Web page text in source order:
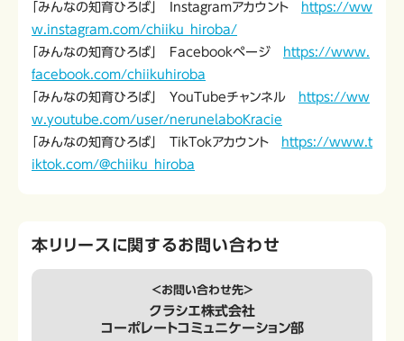
「みんなの知育ひろば」 Instagramアカウント
https://ww
w.instagram.com/chiiku_hiroba/
「みんなの知育ひろば」 Facebookページ
https://www.
facebook.com/chiikuhiroba
「みんなの知育ひろば」 YouTubeチャンネル
https://ww
w.youtube.com/user/nerunelaboKracie
「みんなの知育ひろば」 TikTokアカウント
https://www.t
iktok.com/@chiiku_hiroba
本リリースに関するお問い合わせ
＜お問い合わせ先＞
クラシエ株式会社
コーポレートコミュニケーション部